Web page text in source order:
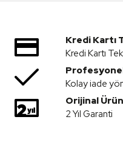
Kredi Kartı
Kredi Kartı
Kolay iade
Orijinal
2 Yıl Garanti